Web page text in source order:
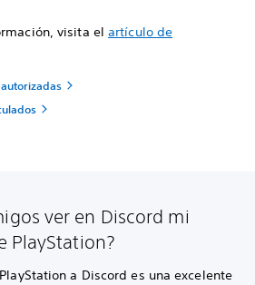
visita elartículo de
ver en Discord mi
PlayStation?
a Discord es una excelente